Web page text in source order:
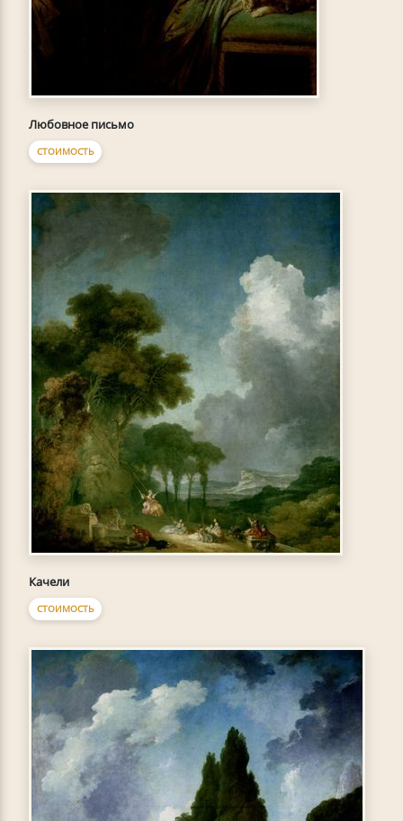
Любовное письмо
СТОИМОСТЬ
Качели
СТОИМОСТЬ